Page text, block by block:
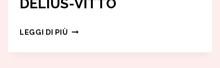
DELIUS-VITTO
LEGGI DI PIÙ DELIUS-